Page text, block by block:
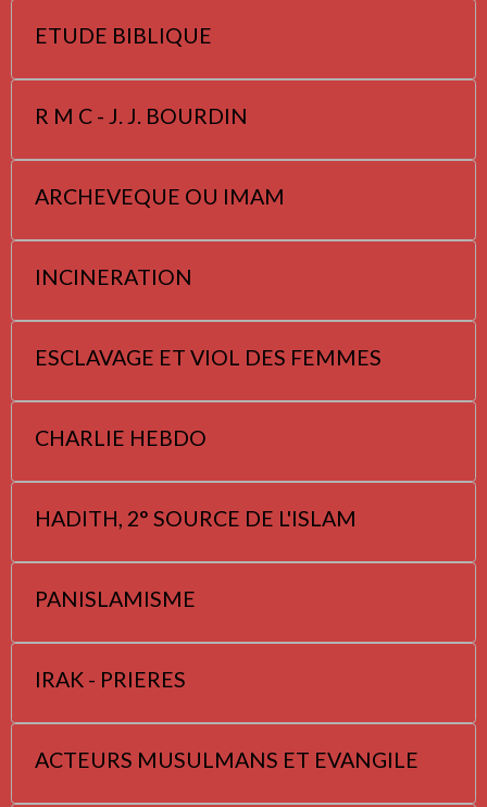
ETUDE BIBLIQUE
R M C - J. J. BOURDIN
ARCHEVEQUE OU IMAM
INCINERATION
ESCLAVAGE ET VIOL DES FEMMES
CHARLIE HEBDO
HADITH, 2° SOURCE DE L'ISLAM
PANISLAMISME
IRAK - PRIERES
ACTEURS MUSULMANS ET EVANGILE